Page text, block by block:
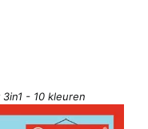
- 10 kleuren